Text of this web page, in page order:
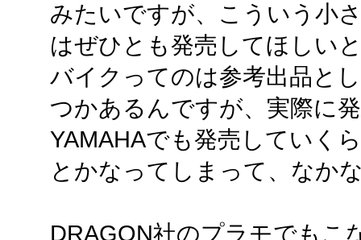
みたいですが、こういう小
はぜひとも発売してほしい
バイクってのは参考出品と
つかあるんですが、実際に
YAMAHAでも発売していく
とかなってしまって、なか
DRAGON社のプラモでもこ